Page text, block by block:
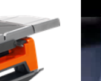
vídeo